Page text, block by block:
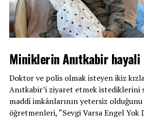
Miniklerin Anıtkabir
Doktor ve polis olmak isteyen ikiz
Anıtkabir’i ziyaret etmek istediklerini
maddi imkânlarının yetersiz
öğretmenleri, “Sevgi Varsa Engel Yok